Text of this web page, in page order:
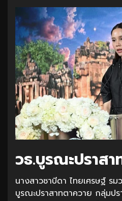
วธ.บูรณะปราส
นางสาวซาบีดา ไทยเศรษฐ์ ร
บูรณะปราสาทตาควาย กลุ่มปร